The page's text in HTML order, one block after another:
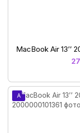
MacBook Air 13’’
A